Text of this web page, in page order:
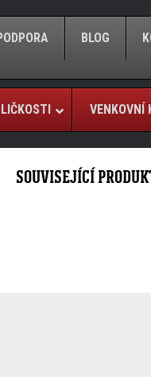
BLOG
VENKOVNÍ
SOUVISEJÍCÍ